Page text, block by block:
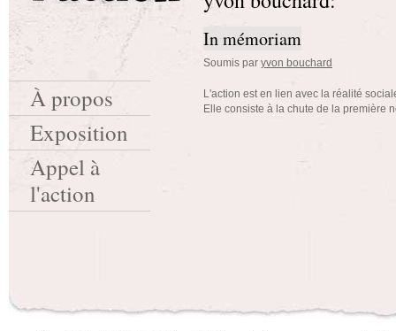
In mémoriam
Soumis par yvon bouchard
L'action est en lien avec la réalité
Elle consiste à la chute de la première
À propos
Exposition
Appel à
l'action